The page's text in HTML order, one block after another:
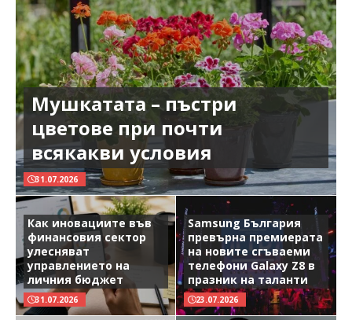
Мушкатата – пъстри
цветове при почти
всякакви условия
31.07.2026
Как иновациите във
финансовия сектор
улесняват
управлението на
личния бюджет
31.07.2026
Samsung България
превърна премиерата
на новите сгъваеми
телефони Galaxy Z8 в
празник на таланти
23.07.2026